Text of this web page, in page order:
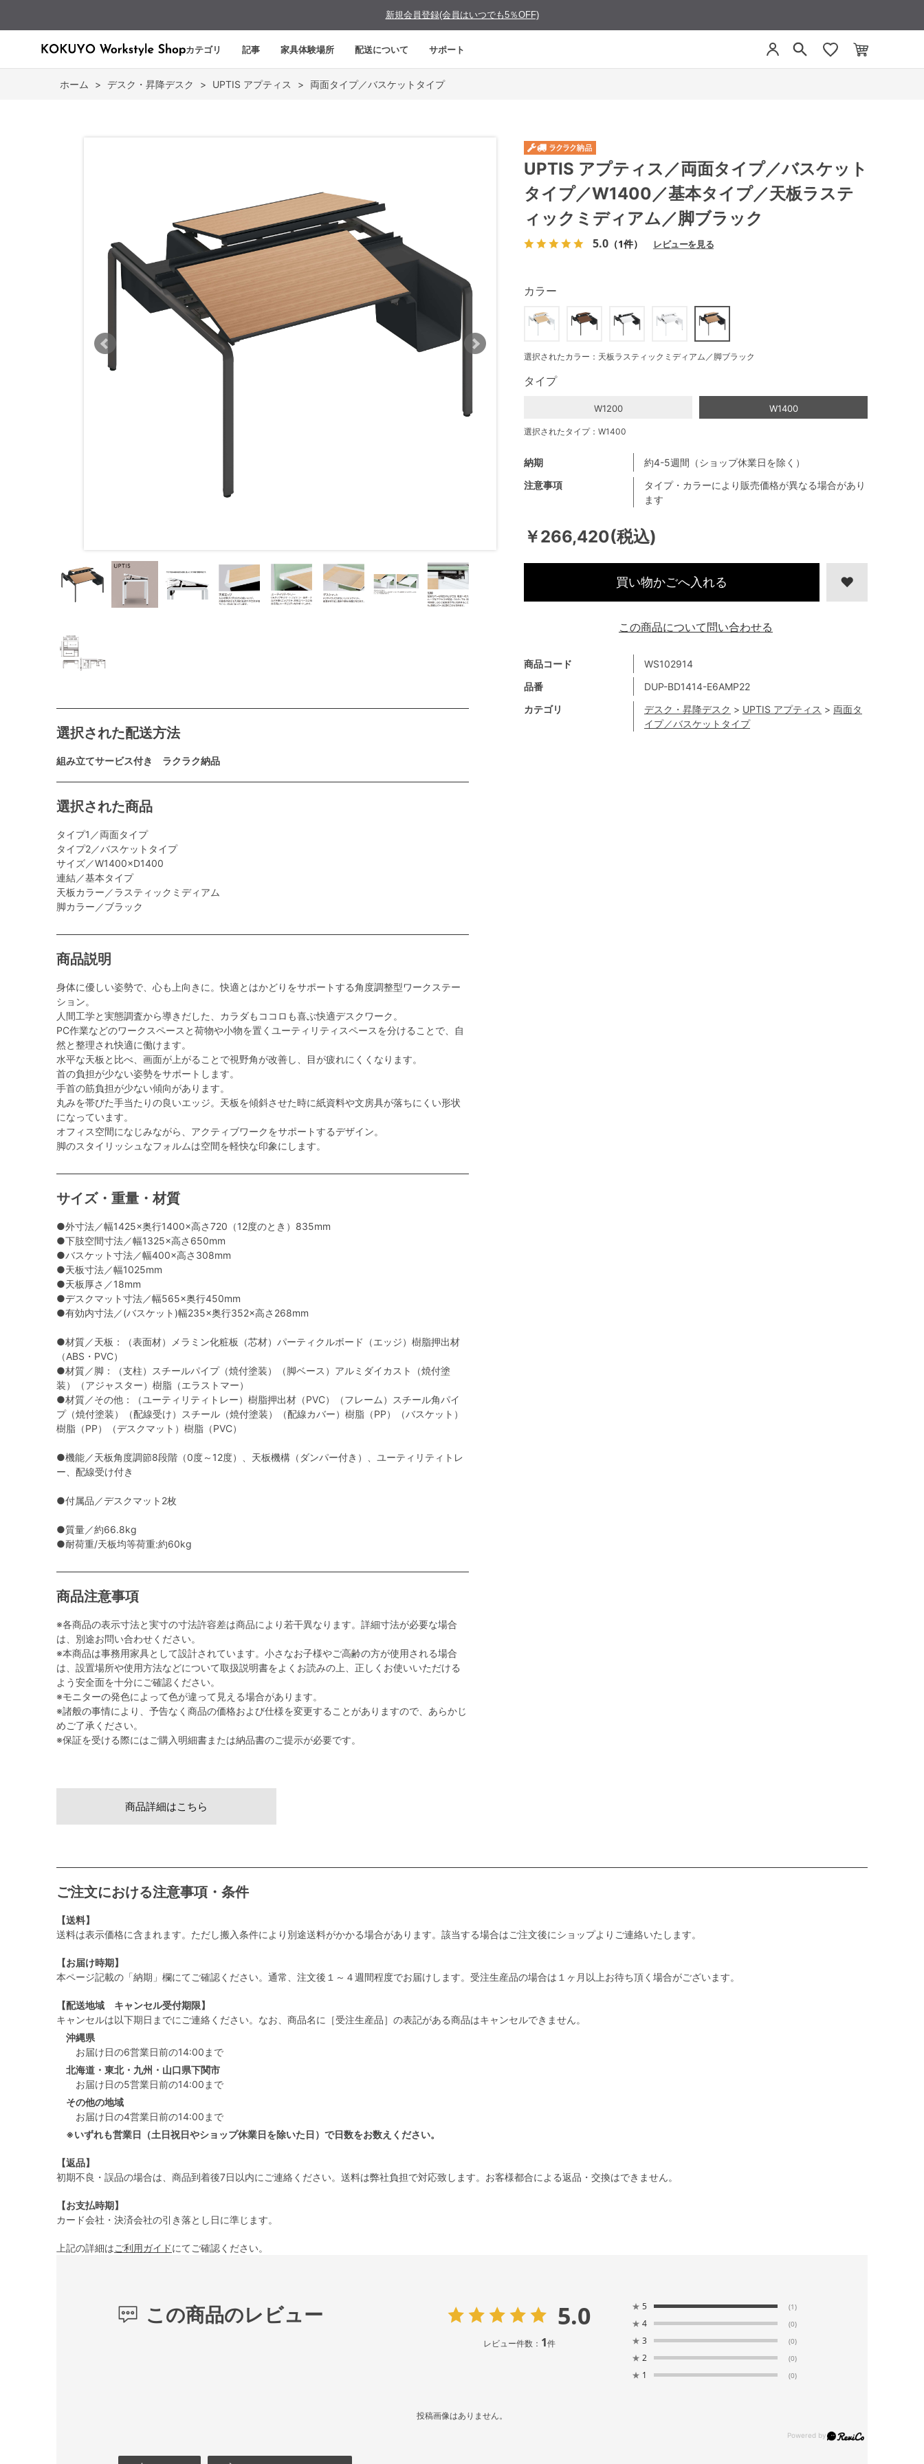
新規会員登録(会員はいつでも5％OFF)
カテゴリ 記事 家具体験場所 配送について サポート
ホーム > デスク・昇降デスク > UPTIS アプティス > 両面タイプ／バスケットタイプ
選択された配送方法
組み立てサービス付き ラクラク納品
選択された商品
タイプ1／両面タイプ
タイプ2／バスケットタイプ
サイズ／W1400×D1400
連結／基本タイプ
天板カラー／ラスティックミディアム
脚カラー／ブラック
商品説明
身体に優しい姿勢で、心も上向きに。快適とはかどりをサポートする角度調整型ワークステー
ション。
人間工学と実態調査から導きだした、カラダもココロも喜ぶ快適デスクワーク。
PC作業などのワークスペースと荷物や小物を置くユーティリティスペースを分けることで、自
然と整理され快適に働けます。
水平な天板と比べ、画面が上がることで視野角が改善し、目が疲れにくくなります。
首の負担が少ない姿勢をサポートします。
手首の筋負担が少ない傾向があります。
丸みを帯びた手当たりの良いエッジ。天板を傾斜させた時に紙資料や文房具が落ちにくい形状
になっています。
オフィス空間になじみながら、アクティブワークをサポートするデザイン。
脚のスタイリッシュなフォルムは空間を軽快な印象にします。
サイズ・重量・材質
●外寸法／幅1425×奥行1400×高さ720（12度のとき）835mm
●下肢空間寸法／幅1325×高さ650mm
●バスケット寸法／幅400×高さ308mm
●天板寸法／幅1025mm
●天板厚さ／18mm
●デスクマット寸法／幅565×奥行450mm
●有効内寸法／(バスケット)幅235×奥行352×高さ268mm
●材質／天板：（表面材）メラミン化粧板（芯材）パーティクルボード（エッジ）樹脂押出材
（ABS・PVC）
●材質／脚：（支柱）スチールパイプ（焼付塗装）（脚ベース）アルミダイカスト（焼付塗
装）（アジャスター）樹脂（エラストマー）
●材質／その他：（ユーティリティトレー）樹脂押出材（PVC）（フレーム）スチール角パイ
プ（焼付塗装）（配線受け）スチール（焼付塗装）（配線カバー）樹脂（PP）（バスケット）
樹脂（PP）（デスクマット）樹脂（PVC）
●機能／天板角度調節8段階（0度～12度）、天板機構（ダンパー付き）、ユーティリティトレ
ー、配線受け付き
●付属品／デスクマット2枚
●質量／約66.8kg
●耐荷重/天板均等荷重:約60kg
商品注意事項
※各商品の表示寸法と実寸の寸法許容差は商品により若干異なります。詳細寸法が必要な場合
は、別途お問い合わせください。
※本商品は事務用家具として設計されています。小さなお子様やご高齢の方が使用される場合
は、設置場所や使用方法などについて取扱説明書をよくお読みの上、正しくお使いいただける
よう安全面を十分にご確認ください。
※モニターの発色によって色が違って見える場合があります。
※諸般の事情により、予告なく商品の価格および仕様を変更することがありますので、あらかじ
めご了承ください。
※保証を受ける際にはご購入明細書または納品書のご提示が必要です。
UPTIS アプティス／両面タイプ／バスケット
タイプ／W1400／基本タイプ／天板ラステ
ィックミディアム／脚ブラック
5.0 （1件） レビューを見る
￥266,420(税込)
商品コード
WS102914
品番
DUP-BD1414-E6AMP22
カテゴリ
デスク・昇降デスク > UPTIS アプティス > 両面タ
イプ／バスケットタイプ
注意事項
タイプ・カラーにより販売価格が異なる場合があり
ます
納期 約4-5週間（ショップ休業日を除く）
カラー
選択されたカラー：天板ラスティックミディアム／脚ブラック
タイプ
W1200 W1400
選択されたタイプ：W1400
買い物かごへ入れる
この商品について問い合わせる
商品詳細はこちら
ご注文における注意事項・条件
【送料】
送料は表示価格に含まれます。ただし搬入条件により別途送料がかかる場合があります。該当する場合はご注文後にショップよりご連絡いたします。
【お届け時期】
本ページ記載の「納期」欄にてご確認ください。通常、注文後１～４週間程度でお届けします。受注生産品の場合は１ヶ月以上お待ち頂く場合がございます。
【配送地域 キャンセル受付期限】
キャンセルは以下期日までにご連絡ください。なお、商品名に［受注生産品］の表記がある商品はキャンセルできません。
沖縄県
お届け日の6営業日前の14:00まで
北海道・東北・九州・山口県下関市
お届け日の5営業日前の14:00まで
その他の地域
お届け日の4営業日前の14:00まで
※いずれも営業日（土日祝日やショップ休業日を除いた日）で日数をお数えください。
【返品】
初期不良・誤品の場合は、商品到着後7日以内にご連絡ください。送料は弊社負担で対応致します。お客様都合による返品・交換はできません。
【お支払時期】
カード会社・決済会社の引き落とし日に準じます。
上記の詳細はご利用ガイドにてご確認ください。
この商品のレビュー 5.0
レビュー件数： 1件
★ 5 (1)
★ 4 (0)
★ 3 (0)
★ 2 (0)
★ 1 (0)
投稿画像はありません。